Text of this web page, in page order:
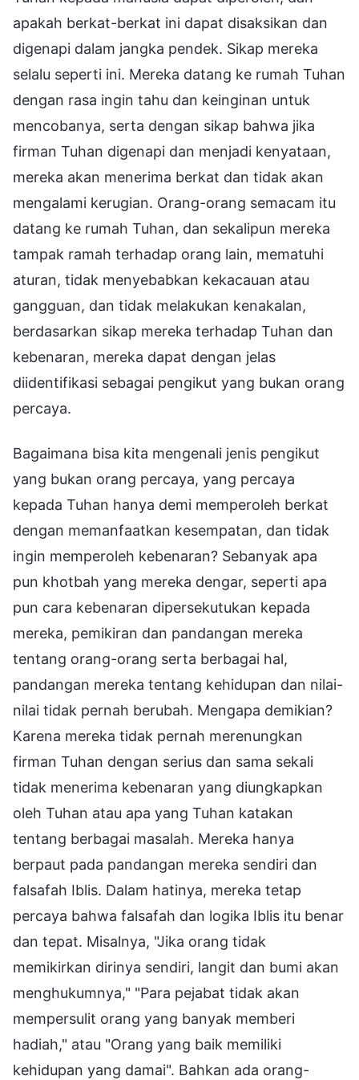
apakah berkat-berkat ini dapat disaksikan dan
digenapi dalam jangka pendek. Sikap mereka
selalu seperti ini. Mereka datang ke rumah Tuhan
dengan rasa ingin tahu dan keinginan untuk
mencobanya, serta dengan sikap bahwa jika
firman Tuhan digenapi dan menjadi kenyataan,
mereka akan menerima berkat dan tidak akan
mengalami kerugian. Orang-orang semacam itu
datang ke rumah Tuhan, dan sekalipun mereka
tampak ramah terhadap orang lain, mematuhi
aturan, tidak menyebabkan kekacauan atau
gangguan, dan tidak melakukan kenakalan,
berdasarkan sikap mereka terhadap Tuhan dan
kebenaran, mereka dapat dengan jelas
diidentifikasi sebagai pengikut yang bukan orang
percaya.
Bagaimana bisa kita mengenali jenis pengikut
yang bukan orang percaya, yang percaya
kepada Tuhan hanya demi memperoleh berkat
dengan memanfaatkan kesempatan, dan tidak
ingin memperoleh kebenaran? Sebanyak apa
pun khotbah yang mereka dengar, seperti apa
pun cara kebenaran dipersekutukan kepada
mereka, pemikiran dan pandangan mereka
tentang orang-orang serta berbagai hal,
pandangan mereka tentang kehidupan dan nilai-
nilai tidak pernah berubah. Mengapa demikian?
Karena mereka tidak pernah merenungkan
firman Tuhan dengan serius dan sama sekali
tidak menerima kebenaran yang diungkapkan
oleh Tuhan atau apa yang Tuhan katakan
tentang berbagai masalah. Mereka hanya
berpaut pada pandangan mereka sendiri dan
falsafah Iblis. Dalam hatinya, mereka tetap
percaya bahwa falsafah dan logika Iblis itu benar
dan tepat. Misalnya, "Jika orang tidak
memikirkan dirinya sendiri, langit dan bumi akan
menghukumnya," "Para pejabat tidak akan
mempersulit orang yang banyak memberi
hadiah," atau "Orang yang baik memiliki
kehidupan yang damai". Bahkan ada orang-